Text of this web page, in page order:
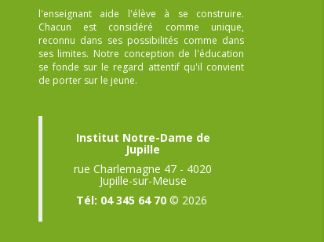
l'enseignant aide l'élève à se construire.
Chacun est considéré comme unique,
reconnu dans ses possibilités comme dans
ses limites. Notre conception de l'éducation
se fonde sur le regard attentif qu'il convient
de porter sur le jeune.
Institut Notre-Dame de
Jupille
rue Charlemagne 47 - 4020
Jupille-sur-Meuse
Tél: 04 345 64 70© 2026